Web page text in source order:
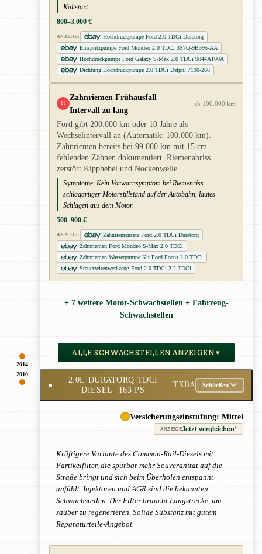
2014
Kaltstart.
800–3.000 €
ANZEIGE
Hochdruckpumpe Ford 2.0 TDCi Duratorq
Einspritzpumpe Ford Mondeo 2.0 TDCi 3S7Q-9B395-AA
Hochdruckpumpe Ford Galaxy S-Max 2.0 TDCi 9044A100A
Dichtung Hochdruckpumpe 2.0 TDCi Delphi 7190-266
!!
Zahnriemen Frühausfall —
Intervall zu lang
ab 100.000 km
Ford gibt 200.000 km oder 10 Jahre als
Wechselintervall an (Automatik: 100.000 km).
Zahnriemen bereits bei 99.000 km mit 15 cm
fehlenden Zähnen dokumentiert. Riemenabriss
zerstört Kipphebel und Nockenwelle.
Symptome: Kein Vorwarnsymptom bei Riemenriss —
schlagartiger Motorstillstand auf der Autobahn, lautes
Schlagen aus dem Motor.
500–900 €
ANZEIGE
Zahnriemensatz Ford 2.0 TDCi Duratorq
Zahnriemen Ford Mondeo S-Max 2.0 TDCi
Zahnriemen Wasserpumpe Kit Ford Focus 2.0 TDCi
Steuerzeitenwerkzeug Ford 2.0 TDCi 2.2 TDCi
+ 7 weitere Motor-Schwachstellen + Fahrzeug-
Schwachstellen
ALLE SCHWACHSTELLEN ANZEIGEN ▾
2010
●
2.0L DURATORQ TDCI
DIESEL· 163 PS
TXBA Schließen
Versicherungseinstufung: Mittel
ANZEIGEJetzt vergleichen*
Kräftigere Variante des Common-Rail-Diesels mit
Partikelfilter, die spürbar mehr Souveränität auf die
Straße bringt und sich beim Überholen entspannt
anfühlt. Injektoren und AGR sind die bekannten
Schwachstellen. Der Filter braucht Langstrecke, um
sauber zu regenerieren. Solide Substanz mit gutem
Reparaturteile-Angebot.